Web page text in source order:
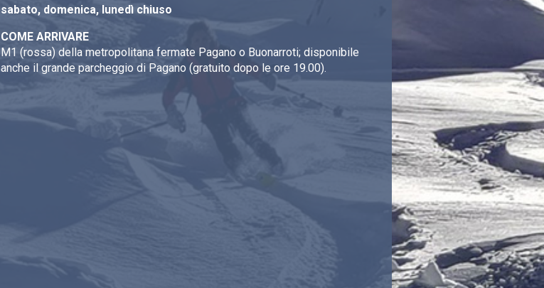
sabato, domenica, lunedì chiuso
COME ARRIVARE
M1 (rossa) della metropolitana fermate Pagano o Buonarroti; disponibile
anche il grande parcheggio di Pagano (gratuito dopo le ore 19.00).